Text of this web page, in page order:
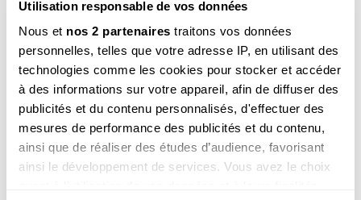
Utilisation responsable de vos données
Nous et nos 2 partenaires traitons vos données
personnelles, telles que votre adresse IP, en utilisant des
technologies comme les cookies pour stocker et accéder
à des informations sur votre appareil, afin de diffuser des
publicités et du contenu personnalisés, d'effectuer des
mesures de performance des publicités et du contenu,
ainsi que de réaliser des études d’audience, favorisant
ainsi le développement de services. Vous avez le choix
COMMANDER COMMANDER